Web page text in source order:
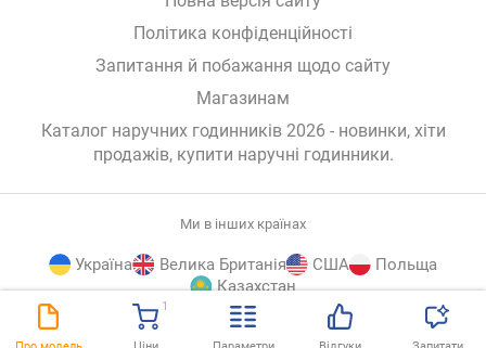
1
Політика конфіденційності
Запитання й побажання щодо сайту
Магазинам
Каталог наручних годинників 2026 - новинки, хіти
продажів, купити наручні годинники.
Ми в інших країнах
Україна Велика Британія США
Польща
Казахстан